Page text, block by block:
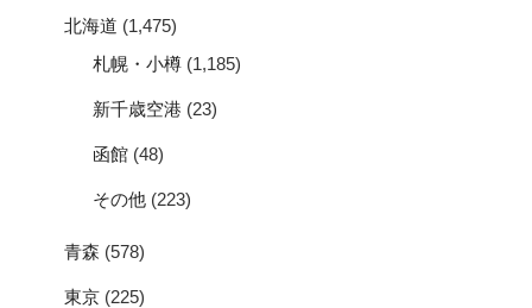
北海道 (1,475)
札幌・小樽 (1,185)
新千歳空港 (23)
函館 (48)
その他 (223)
青森 (578)
東京 (225)